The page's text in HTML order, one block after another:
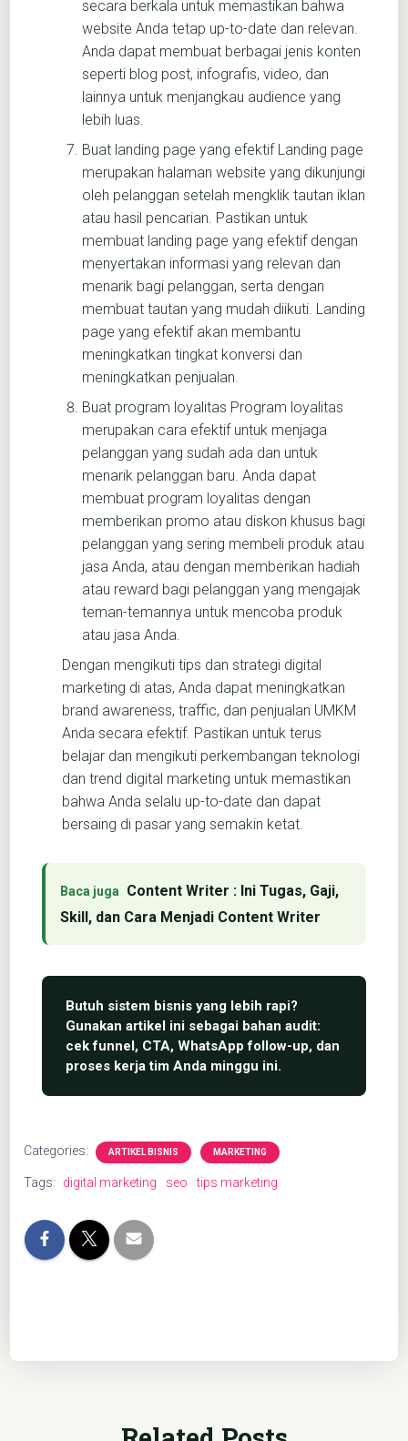
secara berkala untuk memastikan bahwa
website Anda tetap up-to-date dan relevan.
Anda dapat membuat berbagai jenis konten
seperti blog post, infografis, video, dan
lainnya untuk menjangkau audience yang
lebih luas.
Buat landing page yang efektif Landing page
merupakan halaman website yang dikunjungi
oleh pelanggan setelah mengklik tautan iklan
atau hasil pencarian. Pastikan untuk
membuat landing page yang efektif dengan
menyertakan informasi yang relevan dan
menarik bagi pelanggan, serta dengan
membuat tautan yang mudah diikuti. Landing
page yang efektif akan membantu
meningkatkan tingkat konversi dan
meningkatkan penjualan.
Buat program loyalitas Program loyalitas
merupakan cara efektif untuk menjaga
pelanggan yang sudah ada dan untuk
menarik pelanggan baru. Anda dapat
membuat program loyalitas dengan
memberikan promo atau diskon khusus bagi
pelanggan yang sering membeli produk atau
jasa Anda, atau dengan memberikan hadiah
atau reward bagi pelanggan yang mengajak
teman-temannya untuk mencoba produk
atau jasa Anda.
Dengan mengikuti tips dan strategi digital
marketing di atas, Anda dapat meningkatkan
brand awareness, traffic, dan penjualan UMKM
Anda secara efektif. Pastikan untuk terus
belajar dan mengikuti perkembangan teknologi
dan trend digital marketing untuk memastikan
bahwa Anda selalu up-to-date dan dapat
bersaing di pasar yang semakin ketat.
Content Writer : Ini Tugas, Gaji,
Skill, dan Cara Menjadi Content Writer
Categories: ARTIKEL BISNIS MARKETING
Tags: digital marketing seo tips marketing